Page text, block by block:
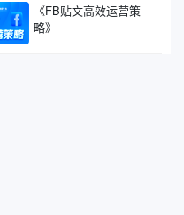
《FB贴文高效运营策
略》